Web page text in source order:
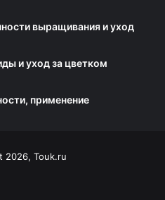
выращивания и уход
и уход за цветком
применение
2026, Touk.ru